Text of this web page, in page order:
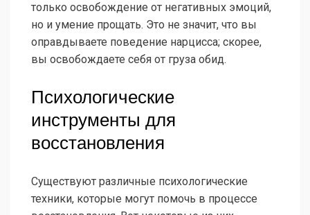
только освобождение от негативных эмоций,
но и умение прощать. Это не значит, что вы
оправдываете поведение нарцисса; скорее,
вы освобождаете себя от груза обид.
Психологические
инструменты для
восстановления
Существуют различные психологические
техники, которые могут помочь в процессе